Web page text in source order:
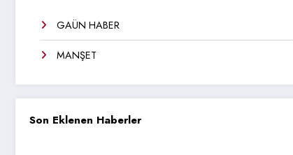
GAÜN HABER
MANŞET
Son Eklenen Haberler